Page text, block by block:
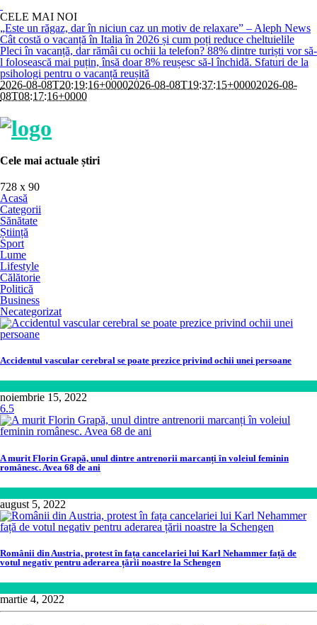
CELE MAI NOI
„Este un răgaz, dar în niciun caz un motiv de relaxare” – Aleph News
Cât costă o vacanță în Italia în 2026 și cum poți reduce cheltuielile
Pleci în vacanță, dar rămâi cu ochii la telefon? 88% dintre turiști vor să-
l folosească mai puțin, însă doar 8% reușesc să-l închidă. Sfaturi de la
psihologi pentru o vacanță reușită
2026-08-08T20:19:16+00002026-08-08T19:37:15+00002026-08-
08T08:17:16+0000
Cele mai actuale știri
728 x 90
Acasă
Categorii
Sănătate
Știință
Sport
Lume
Lifestyle
Călătorie
Politică
Business
Necategorizat
Accidentul vascular cerebral se poate prezice privind ochii unei persoane
noiembrie 15, 2022
6.5
A murit Florin Grapă, unul dintre antrenorii marcanți în voleiul feminin
românesc. Avea 68 de ani
august 5, 2022
Românii din Austria, protest în fața cancelariei lui Karl Nehammer față de
votul negativ pentru aderarea țării noastre la Schengen
martie 4, 2022